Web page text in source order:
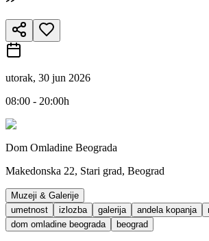
utorak, 30 jun 2026
08:00 - 20:00h
Dom Omladine Beograda
Makedonska 22, Stari grad, Beograd
Muzeji & Galerije
umetnost
izlozba galerija andela kopanja
dom omladine beograda
beograd